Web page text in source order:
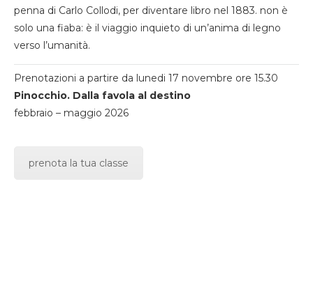
penna di Carlo Collodi, per diventare libro nel 1883. non è
solo una fiaba: è il viaggio inquieto di un’anima di legno
verso l’umanità.
Prenotazioni a partire da lunedi 17 novembre ore 15.30
Pinocchio. Dalla favola al destino
febbraio – maggio 2026
prenota la tua classe